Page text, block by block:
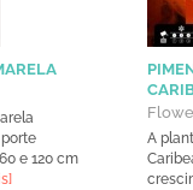
e 120 cm
A